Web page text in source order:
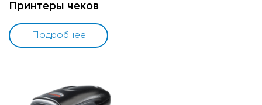
Принтеры чеков
Подробнее